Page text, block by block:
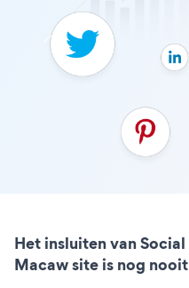
Het insluiten van
Macaw site is nog